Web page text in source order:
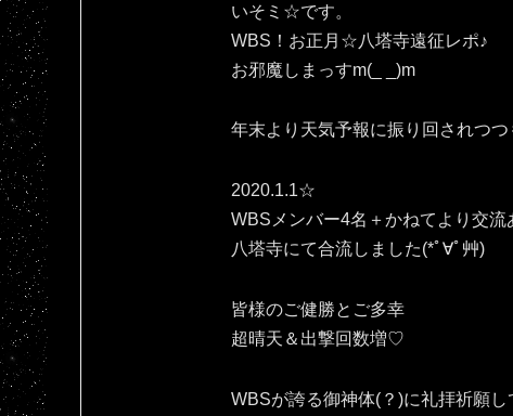
いそミ☆です。
WBS！お正月☆八塔寺遠征レポ♪
お邪魔しまっすm(_ _)m
年末より天気予報に振り回されつ
2020.1.1☆
WBSメンバー4名＋かねてより交流
八塔寺にて合流しました(*ﾟ∀ﾟ艸)
皆様のご健勝とご多幸
超晴天＆出撃回数増♡
WBSが誇る御神体(？)に礼拝祈願